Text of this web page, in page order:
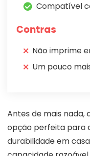
Compatível
Contras
Não imprime
Um pouco
Antes de mais nada,
opção perfeita para
durabilidade em